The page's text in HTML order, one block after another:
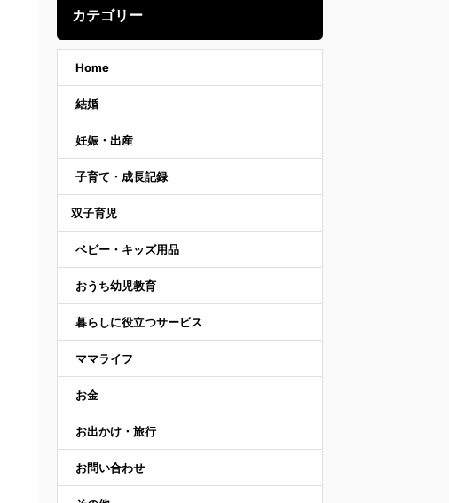
カテゴリー
Home
結婚
妊娠・出産
子育て・成長記録
双子育児
ベビー・キッズ用品
おうち幼児教育
暮らしに役立つサービス
ママライフ
お金
お出かけ・旅行
お問い合わせ